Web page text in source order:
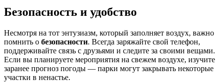
Безопасность и удобство
Несмотря на тот энтузиазм, который заполняет воздух, важно
помнить о безопасности. Всегда заряжайте свой телефон,
поддерживайте связь с друзьями и следите за своими вещами.
Если вы планируете мероприятия на свежем воздухе, изучите
заранее прогноз погоды — парки могут закрывать некоторые
участки в ненастье.